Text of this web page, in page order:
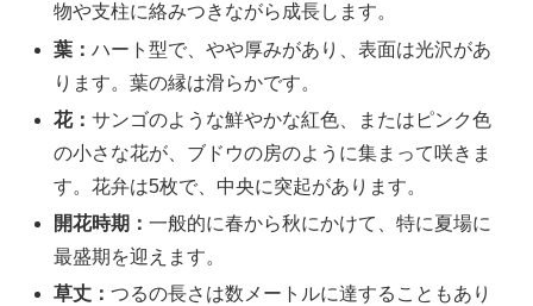
物や支柱に絡みつきながら成長します。
葉：ハート型で、やや厚みがあり、表面は光沢があ
ります。葉の縁は滑らかです。
花：サンゴのような鮮やかな紅色、またはピンク色
の小さな花が、ブドウの房のように集まって咲きま
す。花弁は5枚で、中央に突起があります。
開花時期：一般的に春から秋にかけて、特に夏場に
最盛期を迎えます。
草丈：つるの長さは数メートルに達することもあり